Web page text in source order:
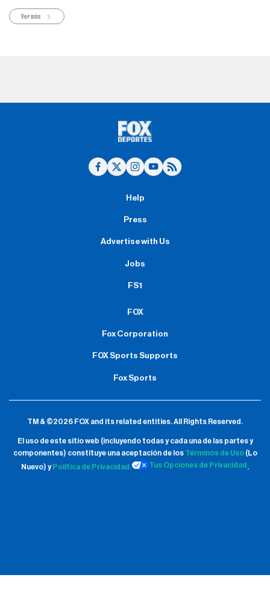
Ver más
Help
Press
Advertise with Us
Jobs
FS1
FOX
Fox Corporation
FOX Sports Supports
Fox Sports
TM & ©2026 FOX and its related entities.All Rights Reserved.
El uso de este sitio web (incluyendo todas y cada una de las partes y
componentes) constituye una aceptación de los Términos de Uso(Lo
Nuevo) y Política de Privacidad. Tus Opciones de Privacidad .